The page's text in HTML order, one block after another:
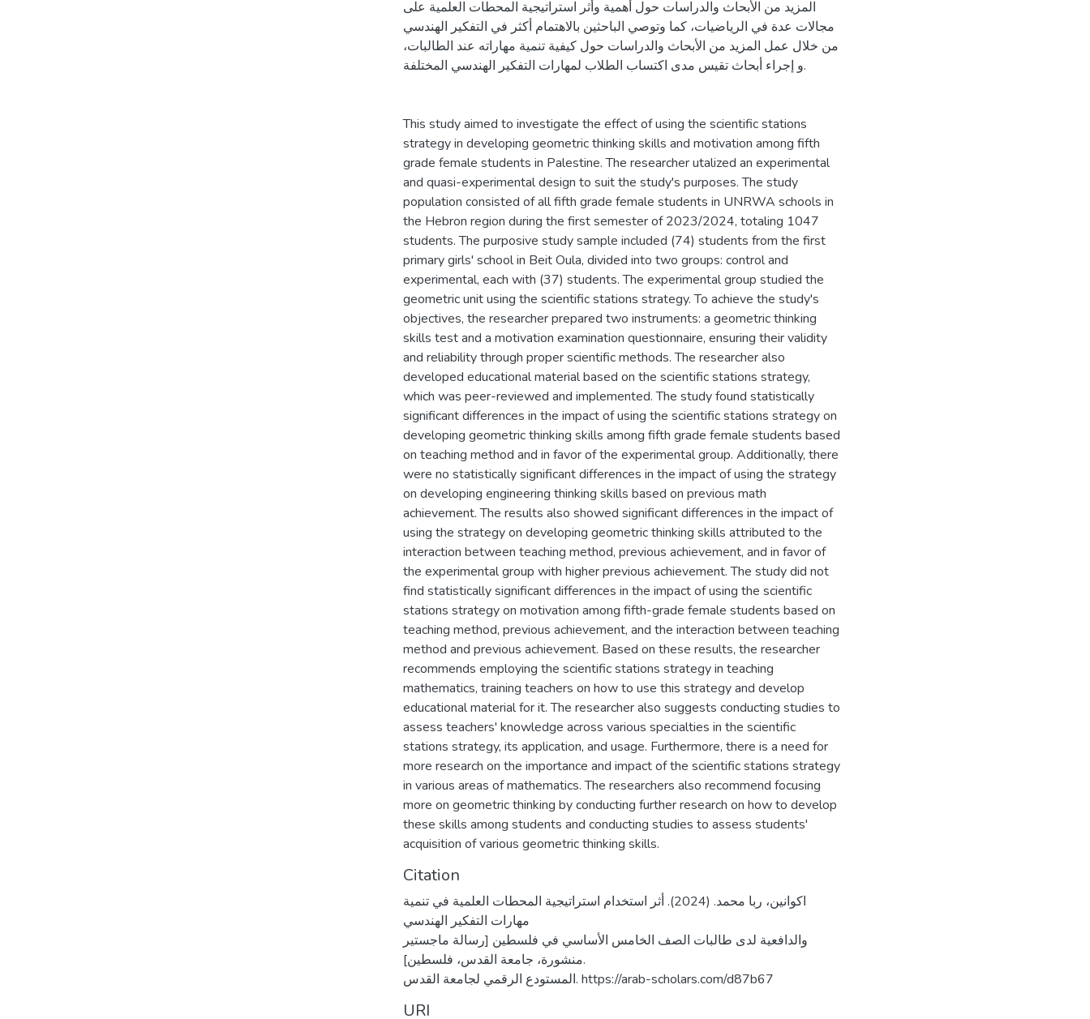
المزيد من الأبحاث والدراسات حول أهمية وأثر استراتيجية المحطات العلمية على
مجالات عدة في الرياضيات، كما وتوصي الباحثين بالاهتمام أكثر في التفكير الهندسي
من خلال عمل المزيد من الأبحاث والدراسات حول كيفية تنمية مهاراته عند الطالبات،
و إجراء أبحاث تقيس مدى اكتساب الطلاب لمهارات التفكير الهندسي المختلفة.
This study aimed to investigate the effect of using the scientific stations
strategy in developing geometric thinking skills and motivation among fifth
grade female students in Palestine. The researcher utalized an experimental
and quasi-experimental design to suit the study's purposes. The study
population consisted of all fifth grade female students in UNRWA schools in
the Hebron region during the first semester of 2023/2024, totaling 1047
students. The purposive study sample included (74) students from the first
primary girls' school in Beit Oula, divided into two groups: control and
experimental, each with (37) students. The experimental group studied the
geometric unit using the scientific stations strategy. To achieve the study's
objectives, the researcher prepared two instruments: a geometric thinking
skills test and a motivation examination questionnaire, ensuring their validity
and reliability through proper scientific methods. The researcher also
developed educational material based on the scientific stations strategy,
which was peer-reviewed and implemented. The study found statistically
significant differences in the impact of using the scientific stations strategy on
developing geometric thinking skills among fifth grade female students based
on teaching method and in favor of the experimental group. Additionally, there
were no statistically significant differences in the impact of using the strategy
on developing engineering thinking skills based on previous math
achievement. The results also showed significant differences in the impact of
using the strategy on developing geometric thinking skills attributed to the
interaction between teaching method, previous achievement, and in favor of
the experimental group with higher previous achievement. The study did not
find statistically significant differences in the impact of using the scientific
stations strategy on motivation among fifth-grade female students based on
teaching method, previous achievement, and the interaction between teaching
method and previous achievement. Based on these results, the researcher
recommends employing the scientific stations strategy in teaching
mathematics, training teachers on how to use this strategy and develop
educational material for it. The researcher also suggests conducting studies to
assess teachers' knowledge across various specialties in the scientific
stations strategy, its application, and usage. Furthermore, there is a need for
more research on the importance and impact of the scientific stations strategy
in various areas of mathematics. The researchers also recommend focusing
more on geometric thinking by conducting further research on how to develop
these skills among students and conducting studies to assess students'
acquisition of various geometric thinking skills.
Citation
اكوانين، ربا محمد. (2024). أثر استخدام استراتيجية المحطات العلمية في تنمية
مهارات التفكير الهندسي
والدافعية لدى طالبات الصف الخامس الأساسي في فلسطين [رسالة ماجستير
منشورة، جامعة القدس، فلسطين].
المستودع الرقمي لجامعة القدس. https://arab-scholars.com/d87b67
URI